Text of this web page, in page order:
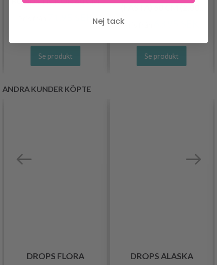
Se produkt
Pris från
Se produkt
ANDRA KUNDER KÖPTE
DROPS FLORA DROPS ALASKA
Nej tack